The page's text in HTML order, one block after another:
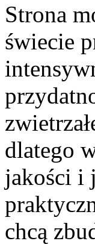
Strona
świecie
dlatego
jakości i
chcą